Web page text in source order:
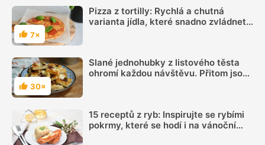
Hodnocení
7×
Pizza z tortilly: Rychlá a chutná
varianta jídla, které snadno zvládnete
Hodnocení
30×
Slané jednohubky z listového těsta
ohromí každou návštěvu. Přitom jsou
15 receptů z ryb: Inspirujte se rybími
pokrmy, které se hodí i na vánoční